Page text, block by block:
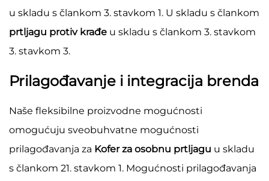
u skladu s člankom 3. stavkom 1. U skladu s člankom
prtljagu protiv krađe u skladu s člankom 3. stavkom
3. stavkom 3.
Prilagođavanje i integracija brenda
Naše fleksibilne proizvodne mogućnosti
omogućuju sveobuhvatne mogućnosti
prilagođavanja za Kofer za osobnu prtljagu u skladu
s člankom 21. stavkom 1. Mogućnosti prilagođavanja